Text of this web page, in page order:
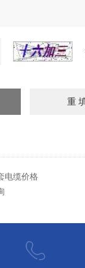
电缆价格